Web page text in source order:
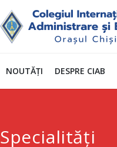
NOUTĂȚI DESPRE CIAB
Specialități